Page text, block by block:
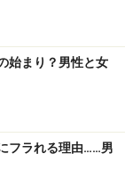
始まり？男性と女
フラれる理由……男